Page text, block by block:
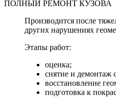
ПОЛНЫЙ РЕМОНТ КУЗОВА
Производится после
других нарушениях
Этапы работ:
оценка;
снятие и демонтаж
восстановление
подготовка к